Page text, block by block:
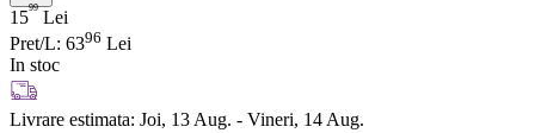
1599 Lei
Pret/L: 6396 Lei
In stoc
Livrare estimata: Joi, 13 Aug. - Vineri, 14 Aug.